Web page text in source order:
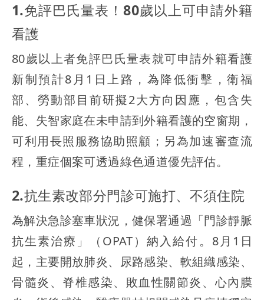
1.免評巴氏量表！80歲以上可申請外籍
看護
80歲以上者免評巴氏量表就可申請外籍看護
新制預計8月1日上路，為降低衝擊，衛福
部、勞動部目前研擬2大方向因應，包含失
能、失智家庭在未申請到外籍看護的空窗期，
可利用長照服務協助照顧；另為加速審查流
程，重症個案可透過綠色通道優先評估。
2.抗生素改部分門診可施打、不須住院
為解決急診塞車狀況，健保署通過「門診靜脈
抗生素治療」（OPAT）納入給付。8月1日
起，主要開放肺炎、尿路感染、軟組織感染、
骨髓炎、脊椎感染、敗血性關節炎、心內膜